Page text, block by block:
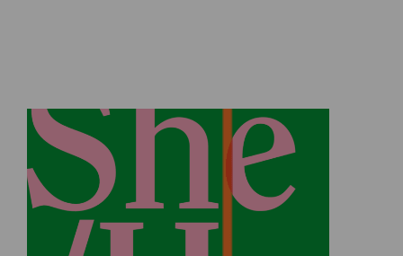
Kaartverkoop September Me
2026 gestart!
1 april 2026